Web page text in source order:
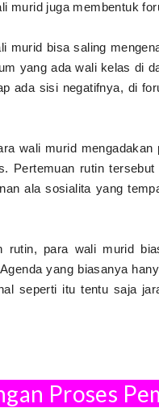
murid juga membentuk
murid bisa saling
yang ada wali kelas di
ada sisi negatifnya, di
wali murid
Pertemuan rutin
ala sosialita yang
rutin, para wali murid
yang biasanya
seperti itu tentu saja
Proses